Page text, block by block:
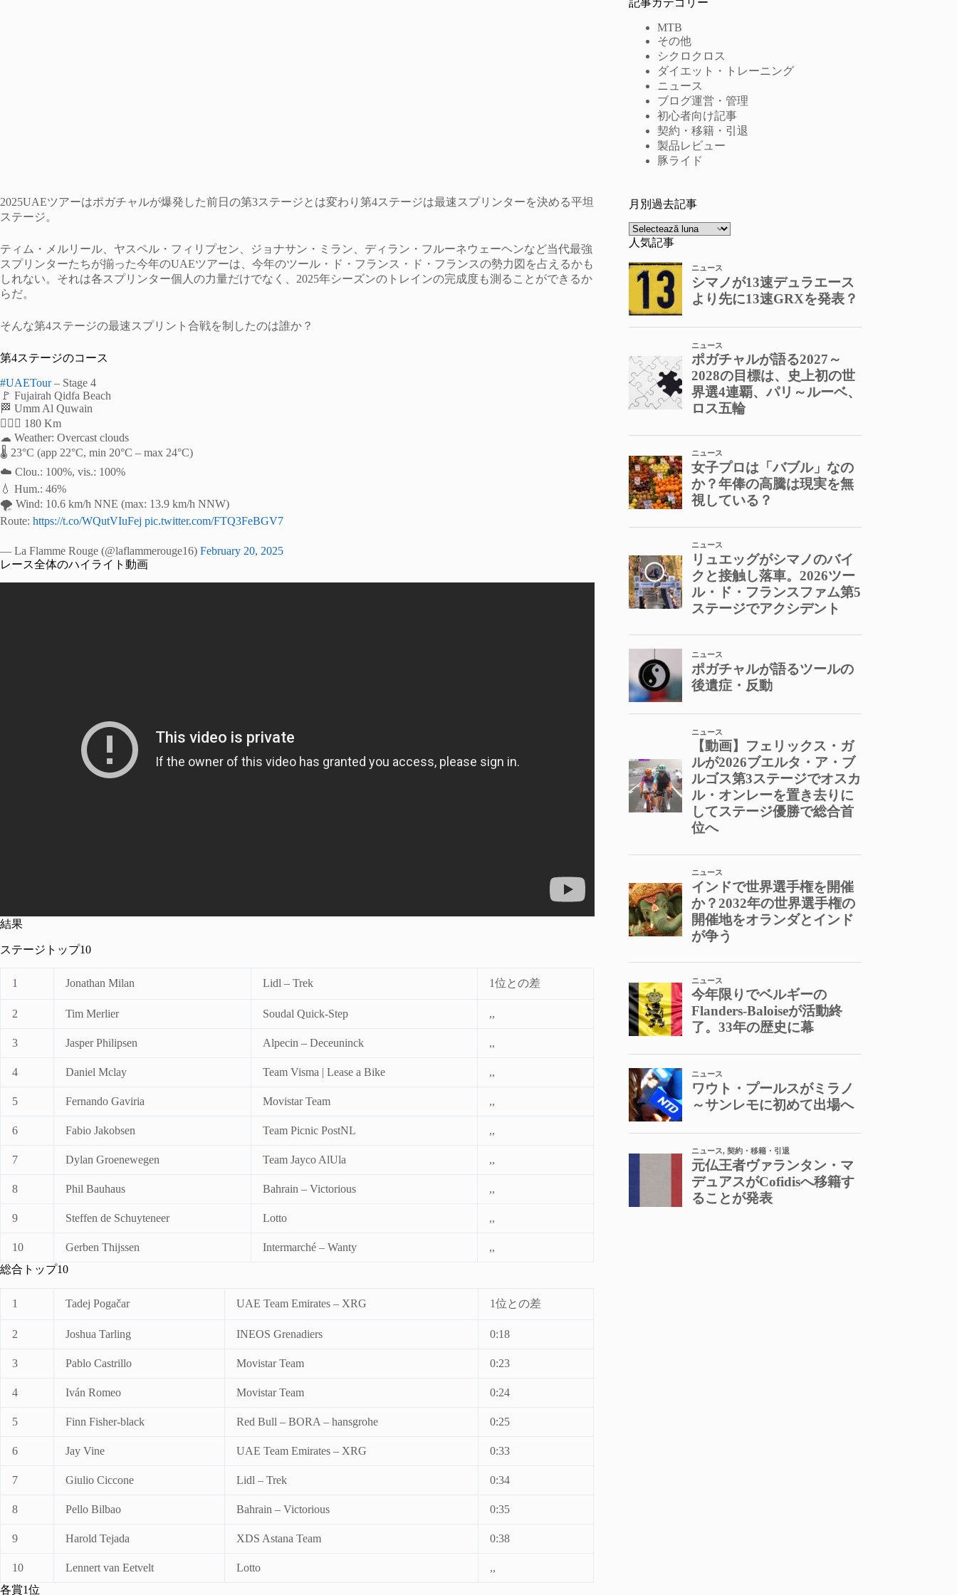
2025UAEツアーはポガチャルが爆発した前日の第3ステージとは変わり第4ステージは最速スプリンターを決める平坦
ステージ。
ティム・メルリール、ヤスペル・フィリプセン、ジョナサン・ミラン、ディラン・フルーネウェーヘンなど当代最強
スプリンターたちが揃った今年のUAEツアーは、今年のツール・ド・フランス・ド・フランスの勢力図を占えるかも
しれない。それは各スプリンター個人の力量だけでなく、2025年シーズンのトレインの完成度も測ることができるか
らだ。
そんな第4ステージの最速スプリント合戦を制したのは誰か？
第4ステージのコース
#UAETour– Stage 4
🚩 Fujairah Qidfa Beach
🏁 Umm Al Quwain
🚴🏻‍♂️ 180 Km
☁ Weather: Overcast clouds
🌡️ 23°C (app 22°C, min 20°C – max 24°C)
☁️ Clou.: 100%, vis.: 100%
💧 Hum.: 46%
🌪️ Wind: 10.6 km/h NNE (max: 13.9 km/h NNW)
Route: https://t.co/WQutVIuFej pic.twitter.com/FTQ3FeBGV7
— La Flamme Rouge (@laflammerouge16) February 20, 2025
レース全体のハイライト動画
結果
ステージトップ10
1 Jonathan Milan Lidl – Trek 1位との差
2 Tim Merlier Soudal Quick-Step ,,
3 Jasper Philipsen Alpecin – Deceuninck ,,
4 Daniel Mclay Team Visma | Lease a Bike ,,
5 Fernando Gaviria Movistar Team ,,
6 Fabio Jakobsen Team Picnic PostNL ,,
7 Dylan Groenewegen Team Jayco AlUla ,,
8 Phil Bauhaus Bahrain – Victorious ,,
9 Steffen de Schuyteneer Lotto ,,
10 Gerben Thijssen Intermarché – Wanty
,,
総合トップ10
1 Tadej Pogačar UAE Team Emirates – XRG 1位との差
2 Joshua Tarling INEOS Grenadiers 0:18
3 Pablo Castrillo Movistar Team 0:23
4 Iván Romeo Movistar Team 0:24
5 Finn Fisher-black Red Bull – BORA – hansgrohe 0:25
6 Jay Vine UAE Team Emirates – XRG 0:33
7 Giulio Ciccone Lidl – Trek 0:34
8 Pello Bilbao Bahrain – Victorious 0:35
9 Harold Tejada XDS Astana Team 0:38
10 Lennert van Eetvelt Lotto
,,
各賞1位
MTB
その他
シクロクロス
ダイエット・トレーニング
ニュース
ブログ運営・管理
初心者向け記事
契約・移籍・引退
製品レビュー
豚ライド
月別過去記事
Arhive
人気記事